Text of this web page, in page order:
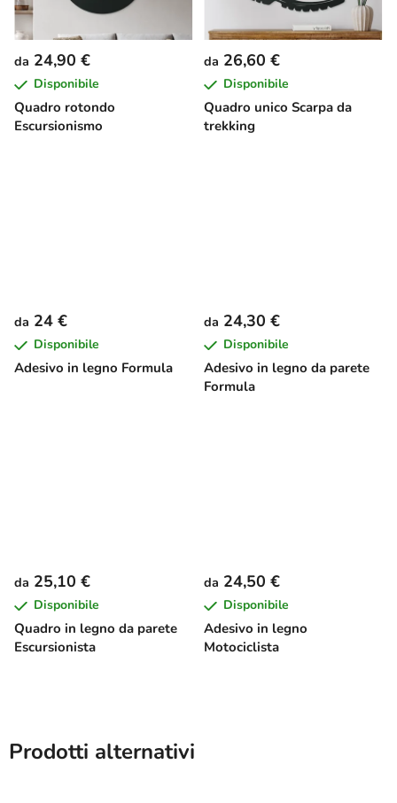
Quadro rotondo
Escursionismo
da 24,90 €
Disponibile
Quadro unico Scarpa da
trekking
da 26,60 €
Disponibile
Adesivo in legno Formula
da 24 €
Disponibile
Adesivo in legno da parete
Formula
da 24,30 €
Disponibile
Quadro in legno da parete
Escursionista
da 25,10 €
Disponibile
Adesivo in legno
Motociclista
da 24,50 €
Disponibile
Prodotti alternativi